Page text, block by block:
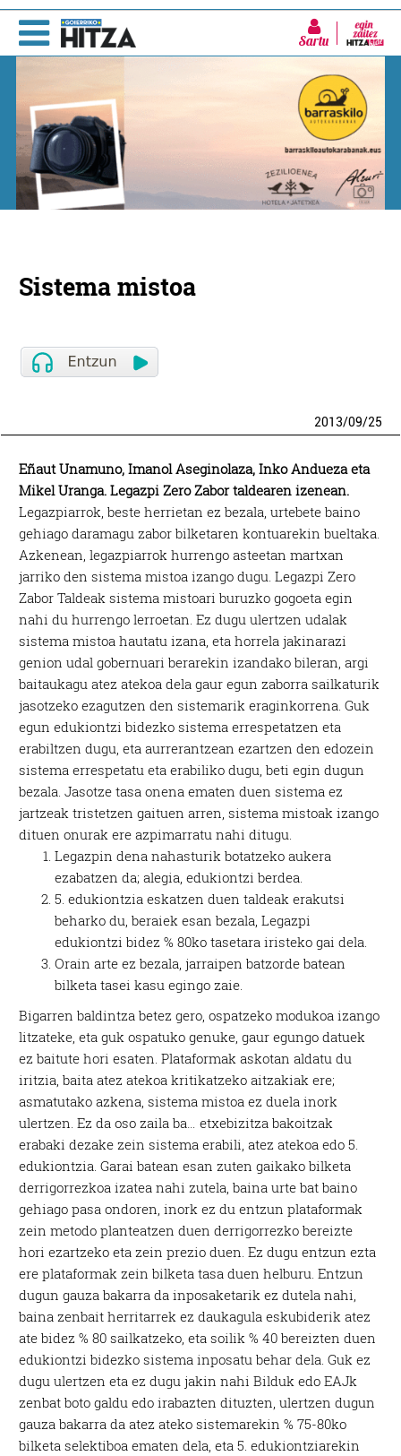
Sartu
Sistema mistoa
2013/09/25
Eñaut Unamuno, Imanol Aseginolaza, Inko Andueza eta
Mikel Uranga. Legazpi Zero Zabor taldearen izenean.
Legazpiarrok, beste herrietan ez bezala, urtebete baino
gehiago daramagu zabor bilketaren kontuarekin bueltaka.
Azkenean, legazpiarrok hurrengo asteetan martxan
jarriko den sistema mistoa izango dugu. Legazpi Zero
Zabor Taldeak sistema mistoari buruzko gogoeta egin
nahi du hurrengo lerroetan. Ez dugu ulertzen udalak
sistema mistoa hautatu izana, eta horrela jakinarazi
genion udal gobernuari berarekin izandako bileran, argi
baitaukagu atez atekoa dela gaur egun zaborra sailkaturik
jasotzeko ezagutzen den sistemarik eraginkorrena. Guk
egun edukiontzi bidezko sistema errespetatzen eta
erabiltzen dugu, eta aurrerantzean ezartzen den edozein
sistema errespetatu eta erabiliko dugu, beti egin dugun
bezala. Jasotze tasa onena ematen duen sistema ez
jartzeak tristetzen gaituen arren, sistema mistoak izango
dituen onurak ere azpimarratu nahi ditugu.
Legazpin dena nahasturik botatzeko aukera
ezabatzen da; alegia, edukiontzi berdea.
5. edukiontzia eskatzen duen taldeak erakutsi
beharko du, beraiek esan bezala, Legazpi
edukiontzi bidez % 80ko tasetara iristeko gai dela.
Orain arte ez bezala, jarraipen batzorde batean
bilketa tasei kasu egingo zaie.
Bigarren baldintza betez gero, ospatzeko modukoa izango
litzateke, eta guk ospatuko genuke, gaur egungo datuek
ez baitute hori esaten. Plataformak askotan aldatu du
iritzia, baita atez atekoa kritikatzeko aitzakiak ere;
asmatutako azkena, sistema mistoa ez duela inork
ulertzen. Ez da oso zaila ba… etxebizitza bakoitzak
erabaki dezake zein sistema erabili, atez atekoa edo 5.
edukiontzia. Garai batean esan zuten gaikako bilketa
derrigorrezkoa izatea nahi zutela, baina urte bat baino
gehiago pasa ondoren, inork ez du entzun plataformak
zein metodo planteatzen duen derrigorrezko bereizte
hori ezartzeko eta zein prezio duen. Ez dugu entzun ezta
ere plataformak zein bilketa tasa duen helburu. Entzun
dugun gauza bakarra da inposaketarik ez dutela nahi,
baina zenbait herritarrek ez daukagula eskubiderik atez
ate bidez % 80 sailkatzeko, eta soilik % 40 bereizten duen
edukiontzi bidezko sistema inposatu behar dela. Guk ez
dugu ulertzen eta ez dugu jakin nahi Bilduk edo EAJk
zenbat boto galdu edo irabazten dituzten, ulertzen dugun
gauza bakarra da atez ateko sistemarekin % 75-80ko
bilketa selektiboa ematen dela, eta 5. edukiontziarekin